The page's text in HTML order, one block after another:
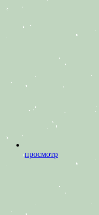
просмотр